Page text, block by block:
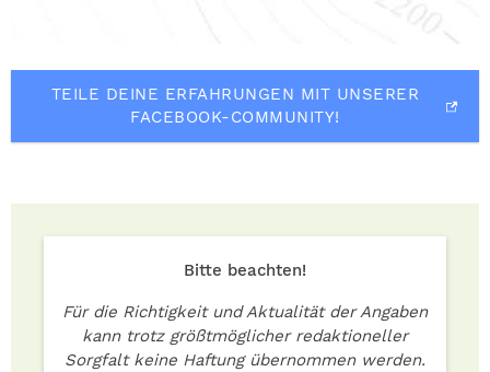
TEILE DEINE ERFAHRUNGEN MIT UNSERER
FACEBOOK-COMMUNITY!
Bitte beachten!
Für die Richtigkeit und Aktualität der Angaben
kann trotz größtmöglicher redaktioneller
Sorgfalt keine Haftung übernommen werden.